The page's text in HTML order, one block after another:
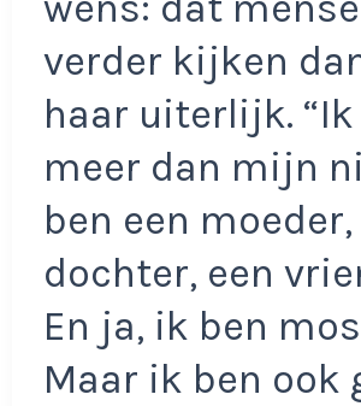
verder kijken
haar uiterlijk. “Ik
meer dan mijn
ben een moeder,
dochter, een
En ja, ik ben
Maar ik ben ook